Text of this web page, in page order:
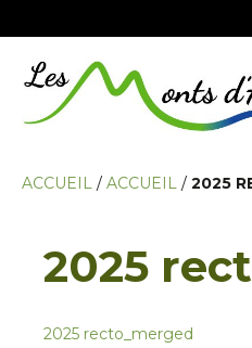
ACCUEIL / ACCUEIL / 2025
2025
2025 recto_merged